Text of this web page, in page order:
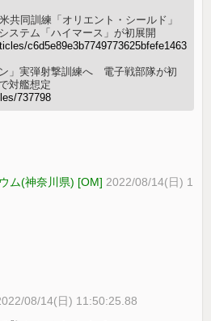
共同訓練「オリエント・シールド」
ステム「ハイマース」が初展開
c6d5e89e3b7749773625bfefe1463
」実弾射撃訓練へ 電子戦部隊が初
対艦想定
737798
ム(神奈川県) [OM] 2022/08/14(日) 1
08/14(日) 11:50:25.88